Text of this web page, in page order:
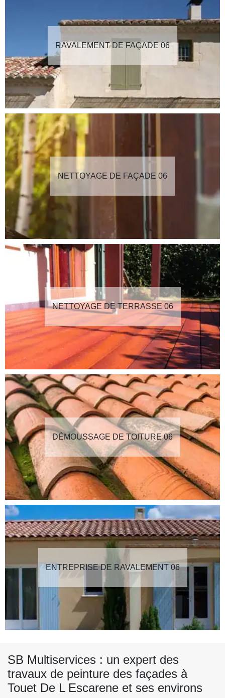
RAVALEMENT DE FAÇADE 06
NETTOYAGE DE FAÇADE 06
NETTOYAGE DE TERRASSE 06
DÉMOUSSAGE DE TOITURE 06
ENTREPRISE DE RAVALEMENT 06
SB Multiservices : un expert des
travaux de peinture des façades à
Touet De L Escarene et ses environs